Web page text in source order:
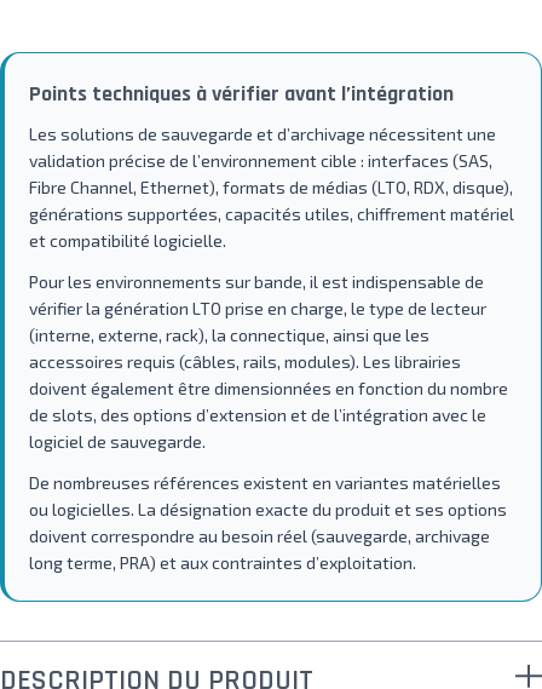
Points techniques à vérifier avant l’intégration
Les solutions de sauvegarde et d’archivage nécessitent une
validation précise de l’environnement cible : interfaces (SAS,
Fibre Channel, Ethernet), formats de médias (LTO, RDX, disque),
générations supportées, capacités utiles, chiffrement matériel
et compatibilité logicielle.
Pour les environnements sur bande, il est indispensable de
vérifier la génération LTO prise en charge, le type de lecteur
(interne, externe, rack), la connectique, ainsi que les
accessoires requis (câbles, rails, modules). Les librairies
doivent également être dimensionnées en fonction du nombre
de slots, des options d’extension et de l’intégration avec le
logiciel de sauvegarde.
De nombreuses références existent en variantes matérielles
ou logicielles. La désignation exacte du produit et ses options
doivent correspondre au besoin réel (sauvegarde, archivage
long terme, PRA) et aux contraintes d’exploitation.
DESCRIPTION DU PRODUIT